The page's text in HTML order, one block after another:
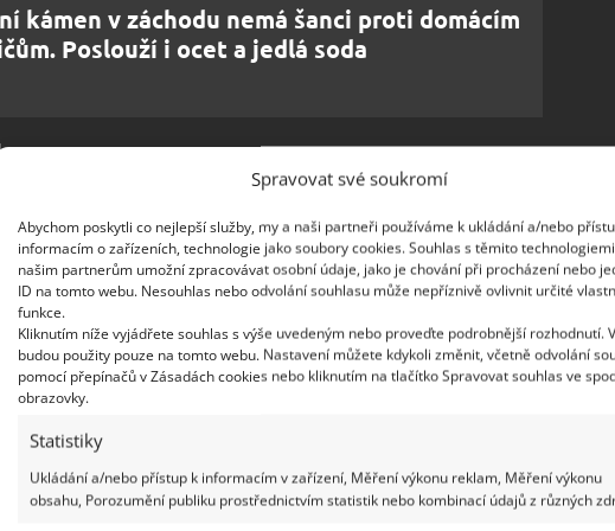
Spravovat své soukromí
Abychom poskytli co nejlepší služby, my a naši partneři používáme k ukládání a/nebo
informacím o zařízeních, technologie jako soubory cookies. Souhlas s těmito
našim partnerům umožní zpracovávat osobní údaje, jako je chování při procházení nebo
ID na tomto webu. Nesouhlas nebo odvolání souhlasu může nepříznivě ovlivnit určité
funkce.
Kliknutím níže vyjádřete souhlas s výše uvedeným nebo proveďte podrobnější rozhodnutí.
budou použity pouze na tomto webu. Nastavení můžete kdykoli změnit, včetně odvolání
pomocí přepínačů v Zásadách cookies nebo kliknutím na tlačítko Spravovat souhlas ve
obrazovky.
Statistiky
Ukládání a/nebo přístup k informacím v zařízení, Měření výkonu reklam, Měření výkonu
obsahu, Porozumění publiku prostřednictvím statistik nebo kombinací údajů z různých
kámen v záchodu nemá šanci proti domácím
Poslouží i ocet a jedlá soda
i velké množství toaletního papíru, ale časté to není.
zvlhčení drolí, takže v tom by problém být neměl.
některévěci, které patří do odpadkového koše.
vatové tyčinky, hygienické vložky a tampony, igelit aj.
hodíte, musíte počítat s tím, že se odpad dříve či později
se o pročištění odtoku z WC mísy pokusit sami. Měli
uložený záchodový zvon – čím větší, tím lepší – péro
drát.Zvon pomůže hlavně v případě, kdy ucpávka
a vytvořil ji toaletní papír. Tehdy můžete být velmi